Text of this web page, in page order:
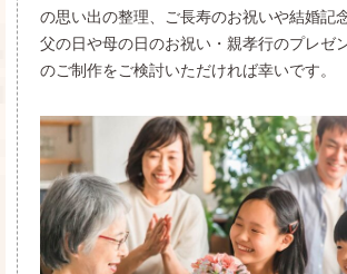
の思い出の整理、ご長寿のお祝いや結婚記
父の日や母の日のお祝い・親孝行のプレゼ
のご制作をご検討いただければ幸いです。